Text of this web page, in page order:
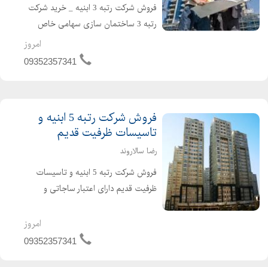
فروش شرکت رتبه 3 ابنیه _ خرید شرکت
رتبه 3 ساختمان سازی سهامی خاص
بدهی مالیاتی و بیمه ارزش افزوده مفاصا
امروز
09352357341
فروش شرکت رتبه 5 ابنیه و
تاسیسات ظرفیت قدیم
رضا سالاروند
فروش شرکت رتبه 5 ابنیه و تاسیسات
ظرفیت قدیم دارای اعتبار ساجاتی و
واقعی نقل و انتقال سریع خوش قیمتامروز
09352357341